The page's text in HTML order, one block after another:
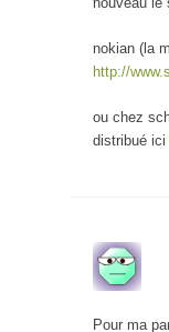
nokian (la
http://
ou chez
distribué ici
Pour ma